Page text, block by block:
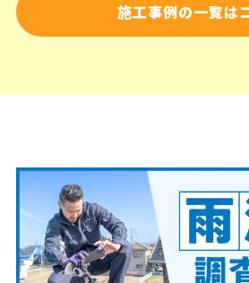
施工事例の一覧は